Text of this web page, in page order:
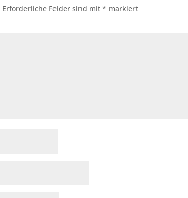
Erforderliche Felder sind mit* markiert